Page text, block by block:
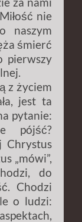
nie
naszym
śmierć
pierwszy
życiem
jest ta
pytanie:
pójść?
Chrystus
„mówi”,
do
Chodzi
o ludzi: